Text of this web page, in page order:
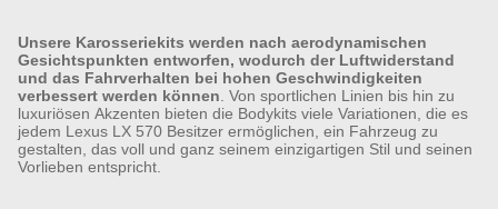
Unsere Karosseriekits werden nach aerodynamischen
Gesichtspunkten entworfen, wodurch der Luftwiderstand
und das Fahrverhalten bei hohen Geschwindigkeiten
verbessert werden können . Von sportlichen Linien bis hin zu
luxuriösen Akzenten bieten die Bodykits viele Variationen, die es
jedem Lexus LX 570 Besitzer ermöglichen, ein Fahrzeug zu
gestalten, das voll und ganz seinem einzigartigen Stil und seinen
Vorlieben entspricht.